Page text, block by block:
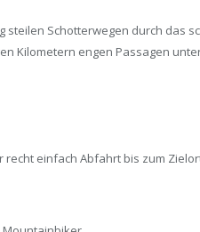
steilen Schotterwegen durch das
Kilometern engen Passagen
recht einfach Abfahrt bis zum